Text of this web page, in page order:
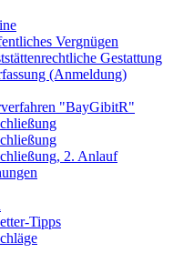
Vergnügen
Gestattung
(Anmeldung)
"BayGibitR"
2. Anlauf
Tipps